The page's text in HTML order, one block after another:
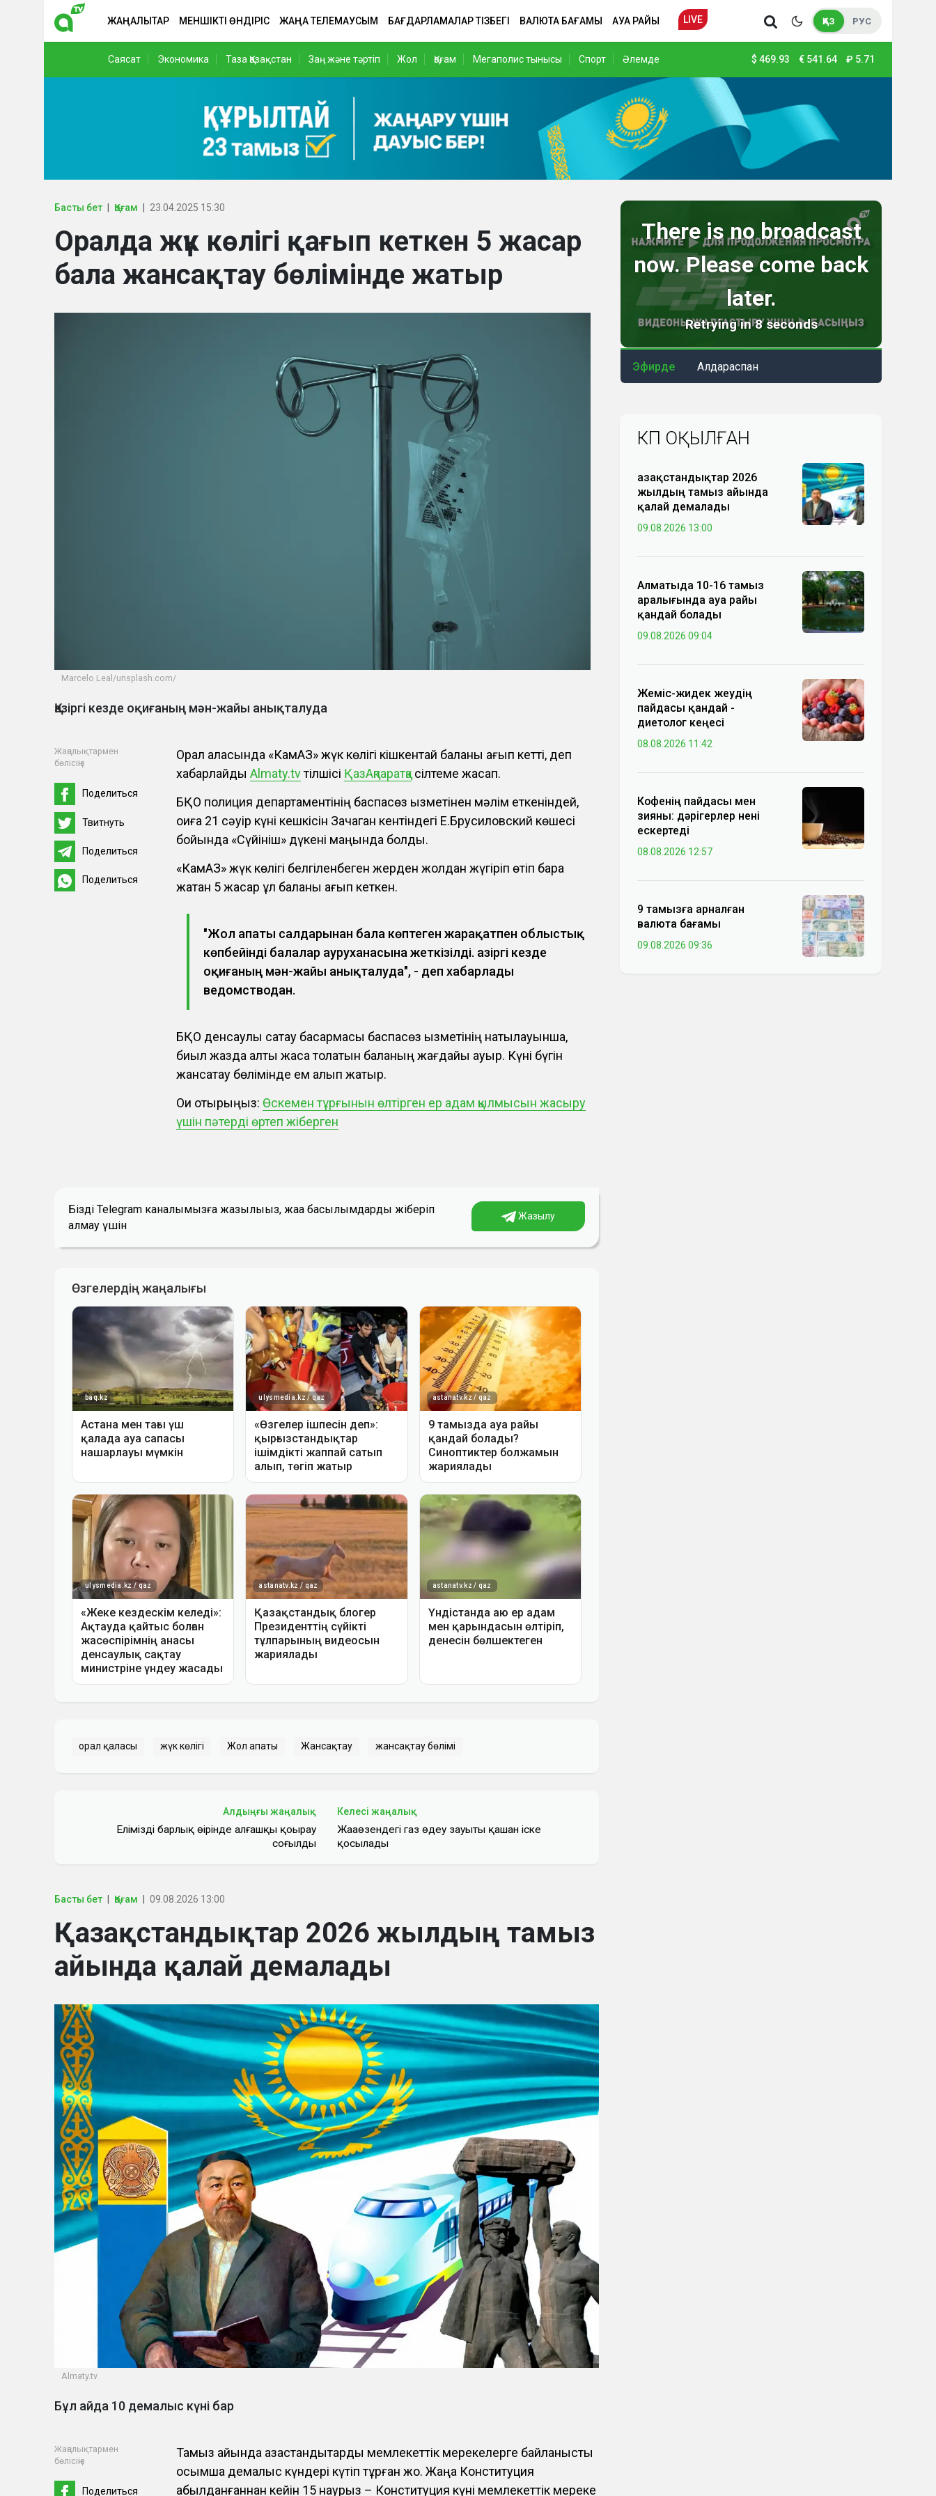
ЖАҢАЛЫҚТАР МЕНШІКТІ ӨНДІРІС ЖАҢА ТЕЛЕМАУСЫМ БАҒДАРЛАМАЛАР ТІЗБЕГІ ВАЛЮТА БАҒАМЫ АУА РАЙЫ LIVE ҚАЗ РУС
Саясат Экономика Таза Қазақстан Заң және тәртіп Жол Қоғам Мегаполис тынысы Спорт Әлемде $ 469.93 € 541.64 ₽ 5.71
Басты бет Қоғам 23.04.2025 15:30
Оралда жүк көлігі қағып кеткен 5 жасар
бала жансақтау бөлімінде жатыр
Marcelo Leal/unsplash.com/
Қазіргі кезде оқиғаның мән-жайы анықталуда
Жаңалықтармен
бөлісіңіз
Поделиться
Твитнуть
Поделиться
Поделиться
Орал қаласында «КамАЗ» жүк көлігі кішкентай баланы қағып кетті, деп
хабарлайдыAlmaty.tvтілшісі ҚазАқпаратқасілтеме жасап.
БҚО полиция департаментінің баспасөз қызметінен мәлім еткеніндей,
оқиға 21 сәуір күні кешкісін Зачаган кентіндегі Е.Брусиловский көшесі
бойында «Сүйініш» дүкені маңында болды.
«КамАЗ» жүк көлігі белгіленбеген жерден жолдан жүгіріп өтіп бара
жатқан 5 жасар ұл баланы қағып кеткен.
"Жол апаты салдарынан бала көптеген жарақатпен облыстық
көпбейінді балалар ауруханасына жеткізілді. Қазіргі кезде
оқиғаның мән-жайы анықталуда", - деп хабарлады
ведомстводан.
БҚО денсаулық сақтау басқармасы баспасөз қызметінің нақтылауынша,
биыл жазда алты жасқа толатын баланың жағдайы ауыр. Күні бүгін
жансақтау бөлімінде ем алып жатыр.
Оқи отырыңыз: Өскемен тұрғынын өлтірген ер адам қылмысын жасыру
үшін пәтерді өртеп жіберген
Біздің Telegram каналымызға жазылыңыз, жаңа басылымдарды жіберіп
алмау үшін
Жазылу
орал қаласы жүк көлігі Жол апаты Жансақтау жансақтау бөлімі
Алдыңғы жаңалық
Еліміздің барлық өңірінде алғашқы қоңырау
соғылды
Келесі жаңалық
Жаңаөзендегі газ өңдеу зауыты қашан іске
қосылады
Басты бет Қоғам 09.08.2026 13:00
Қазақстандықтар 2026 жылдың тамыз
айында қалай демалады
Almaty.tv
Бұл айда 10 демалыс күні бар
Жаңалықтармен
бөлісіңіз
Поделиться
Тамыз айында қазақстандықтарды мемлекеттік мерекелерге байланысты
қосымша демалыс күндері күтіп тұрған жоқ. Жаңа Конституция
қабылданғаннан кейін 15 наурыз – Конституция күні мемлекеттік мереке
Эфирде Алдараспан
КӨП ОҚЫЛҒАН
Қазақстандықтар 2026
жылдың тамыз айында
қалай демалады
09.08.2026 13:00
Алматыда 10-16 тамыз
аралығында ауа райы
қандай болады
09.08.2026 09:04
Жеміс-жидек жеудің
пайдасы қандай -
диетолог кеңесі
08.08.2026 11:42
Кофенің пайдасы мен
зияны: дәрігерлер нені
ескертеді
08.08.2026 12:57
9 тамызға арналған
валюта бағамы
09.08.2026 09:36